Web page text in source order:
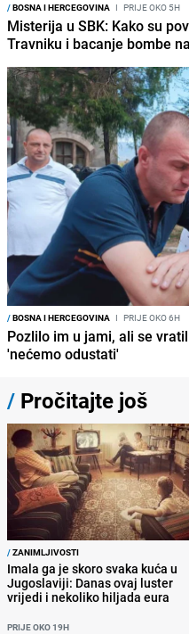
/BOSNA I HERCEGOVINA I PRIJE OKO 5H
Misterija u SBK: Kako su
Travniku i bacanje bombe
/BOSNA I HERCEGOVINA I PRIJE OKO 6H
Pozlilo im u jami, ali se
'nećemo odustati'
/ Pročitajte još
/ZANIMLJIVOSTI
Imala ga je skoro svaka kuća u
Jugoslaviji: Danas ovaj luster
vrijedi i nekoliko hiljada eura
PRIJE OKO 19H